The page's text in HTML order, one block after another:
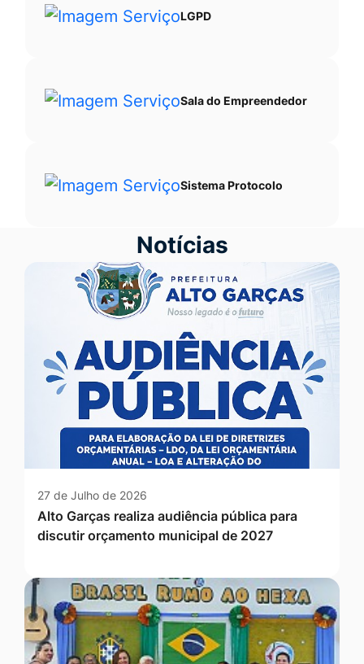
LGPD
Sala do Empreendedor
Sistema Protocolo
Notícias
27 de Julho de 2026
Alto Garças realiza audiência pública para
discutir orçamento municipal de 2027